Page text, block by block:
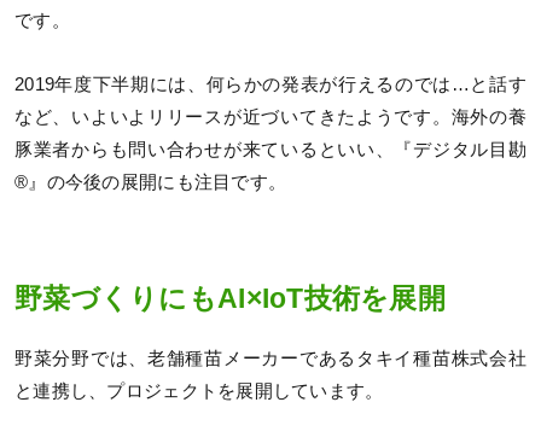
です。
2019年度下半期には、何らかの発表が行えるのでは…と話す
など、いよいよリリースが近づいてきたようです。海外の養
豚業者からも問い合わせが来ているといい、『デジタル目勘
®』の今後の展開にも注目です。
野菜づくりにもAI×IoT技術を展開
野菜分野では、老舗種苗メーカーであるタキイ種苗株式会社
と連携し、プロジェクトを展開しています。